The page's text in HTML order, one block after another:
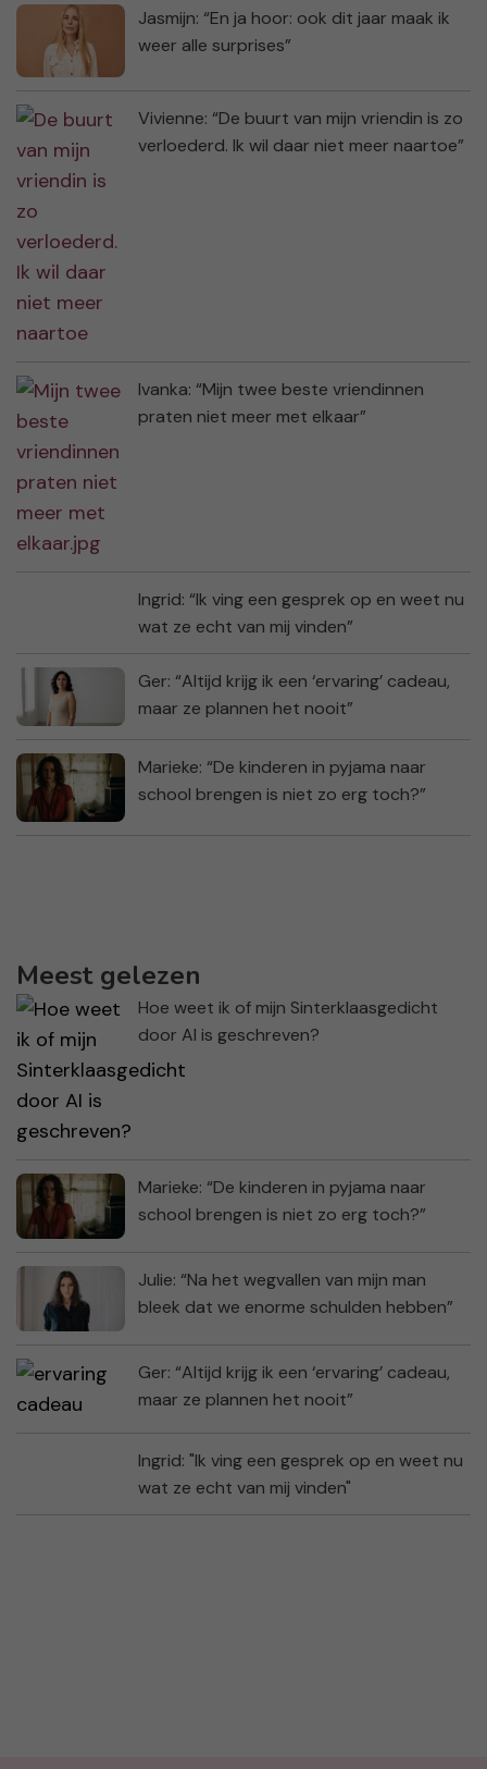
Jasmijn: “En ja hoor: ook dit jaar maak ik
weer alle surprises”
Vivienne: “De buurt van mijn vriendin is zo
verloederd. Ik wil daar niet meer naartoe”
Ivanka: “Mijn twee beste vriendinnen
praten niet meer met elkaar”
Ingrid: “Ik ving een gesprek op en weet nu
wat ze echt van mij vinden”
Ger: “Altijd krijg ik een ‘ervaring’ cadeau,
maar ze plannen het nooit”
Marieke: “De kinderen in pyjama naar
school brengen is niet zo erg toch?”
Meest gelezen
Hoe weet ik of mijn Sinterklaasgedicht
door AI is geschreven?
Marieke: “De kinderen in pyjama naar
school brengen is niet zo erg toch?”
Julie: “Na het wegvallen van mijn man
bleek dat we enorme schulden hebben”
Ger: “Altijd krijg ik een ‘ervaring’ cadeau,
maar ze plannen het nooit”
Ingrid: "Ik ving een gesprek op en weet nu
wat ze echt van mij vinden"